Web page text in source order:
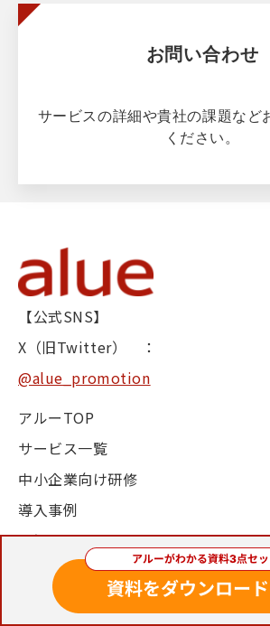
お問い合わせ
サービスの詳細や貴社の課題など
ください。
【公式SNS】
X（旧Twitter） ：
@alue_promotion
アルーTOP
サービス一覧
中小企業向け研修
導入事例
お知らせ
ブログ
セミナー